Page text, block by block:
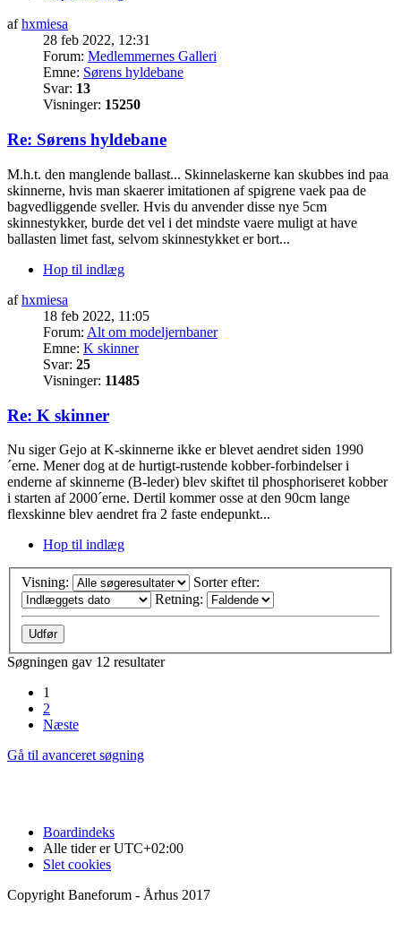
afhxmiesa
28 feb 2022, 12:31
Forum: Medlemmernes Galleri
Emne: Sørens hyldebane
Svar: 13
Visninger: 15250
Re: Sørens hyldebane
M.h.t. den manglende ballast... Skinnelaskerne kan skubbes ind paa
skinnerne, hvis man skaerer imitationen af spigrene vaek paa de
bagvedliggende sveller. Hvis du anvender disse nye 5cm
skinnestykker, burde det vel i det mindste vaere muligt at have
ballasten limet fast, selvom skinnestykket er bort...
Hop til indlæg
afhxmiesa
18 feb 2022, 11:05
Forum: Alt om modeljernbaner
Emne: K skinner
Svar: 25
Visninger: 11485
Re: K skinner
Nu siger Gejo at K-skinnerne ikke er blevet aendret siden 1990
´erne. Mener dog at de hurtigt-rustende kobber-forbindelser i
enderne af skinnerne (B-leder) blev skiftet til phosphoriseret kobber
i starten af 2000´erne. Dertil kommer osse at den 90cm lange
flexskinne blev aendret fra 2 faste endepunkt...
Hop til indlæg
Visning:
Sorter efter:
Retning:
Søgningen gav 12 resultater
1
2
Næste
Gå til avanceret søgning
Boardindeks
Alle tider erUTC+02:00
Slet cookies
Copyright Baneforum - Århus 2017